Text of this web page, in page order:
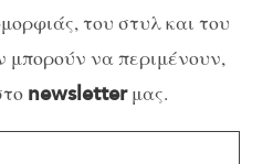
του στυλ και του
μπορούν να περιμένουν,
newsletterμας.